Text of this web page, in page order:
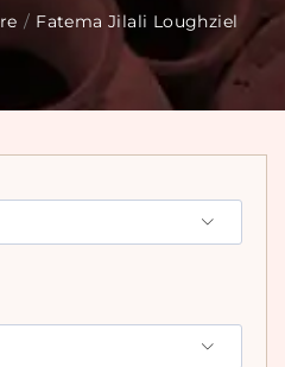
/ Fatema Jilali Loughziel